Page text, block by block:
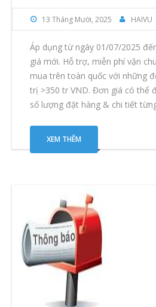
13 Tháng Mười, 2025 HAIVU
Áp dụng từ ngày 01/07/2025
giá mới. Hỗ trợ, miễn phí vận
mua trên toàn quốc với những
trị >350 tr VND. Đơn giá có thể
số lượng đặt hàng & chi tiết
XEM THÊM